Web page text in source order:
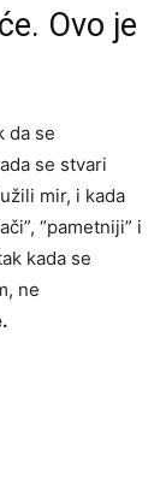
Ovo je
da se
se stvari
mir, i kada
“pametniji” i
kada se
ne